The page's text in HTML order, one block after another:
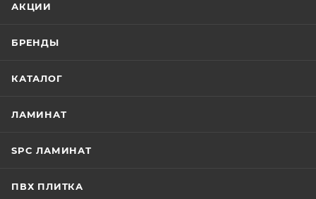
АКЦИИ
БРЕНДЫ
КАТАЛОГ
ЛАМИНАТ
SPC ЛАМИНАТ
ПВХ ПЛИТКА